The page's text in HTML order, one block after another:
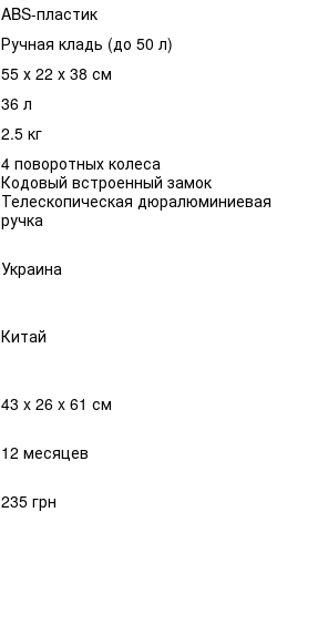
ABS-пластик
Ручная кладь (до 50 л)
55 х 22 х 38 см
36 л
2.5 кг
4 поворотных колеса
Кодовый встроенный замок
Телескопическая дюралюминиевая
ручка
Украина
Китай
43 x 26 x 61 см
12 месяцев
235 грн